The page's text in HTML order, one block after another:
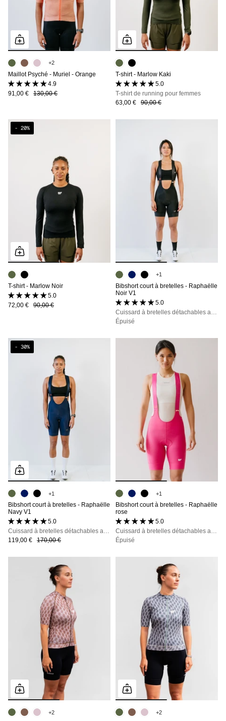
+2
Maillot Psyché - Muriel - Orange
4.9 (8 avis)
91,00 € 130,00 €
T-shirt - Marlow Kaki
5.0 (5 avis)
T-shirt de running pour femmes
63,00 €
90,00 €
- 20%
T-shirt - Marlow Noir
5.0 (5 avis)
72,00 € 90,00 €
+1
Bibshort court à bretelles - Raphaëlle
Noir V1
5.0 (53 avis)
Épuisé
- 30%
+1
Bibshort court à bretelles - Raphaëlle
Navy V1
5.0 (53 avis)
119,00 €
170,00 €
+1
Bibshort court à bretelles - Raphaëlle
rose
5.0 (53 avis)
Épuisé
+2 +2